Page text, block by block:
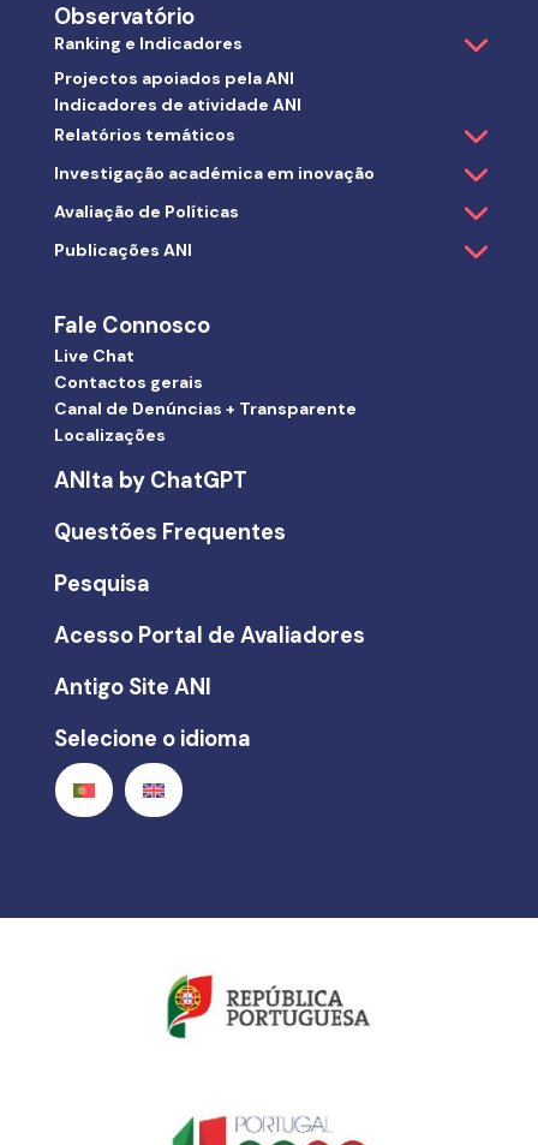
Observatório
Ranking e Indicadores
Projectos apoiados pela ANI
Indicadores de atividade ANI
Relatórios temáticos
Investigação académica em inovação
Avaliação de Políticas
Publicações ANI
Fale Connosco
Live Chat
Contactos gerais
Canal de Denúncias + Transparente
Localizações
ANIta by ChatGPT
Questões Frequentes
Pesquisa
Acesso Portal de Avaliadores
Antigo Site ANI
Selecione o idioma